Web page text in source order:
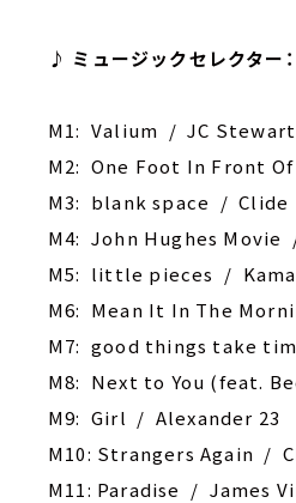
♪ ミュージックセレクター
M1: Valium / JC Stewart
M2: One Foot In Front
M3: blank space / Clide
M4: John Hughes
M5: little pieces /
M6: Mean It In The
M7: good things take
M8: Next to You (feat.
M9: Girl / Alexander 23
M10: Strangers Again /
M11: Paradise / James